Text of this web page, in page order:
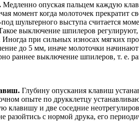
Медленно опуская пальцем каждую
момент когда молоточек прекратит
шультерного выступа считается
выключение шпилеров регулируют,
при сильных износах мягких
до 5 мм, иначе молоточки
раннее выключение шпилеров, т. е.
Глубину опускания клавиш
опыте по друкклетцу
клавишу и две соседние
разойтись с нормой друка, его